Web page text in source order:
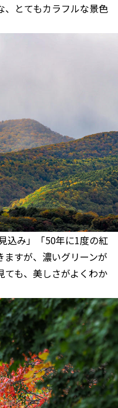
、とてもカラフルな景色
込み」「50年に1度の紅
すが、濃いグリーンが
ても、美しさがよくわか